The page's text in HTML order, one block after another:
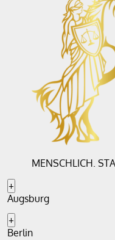
MENSCHLICH.
+
Augsburg
+
Berlin